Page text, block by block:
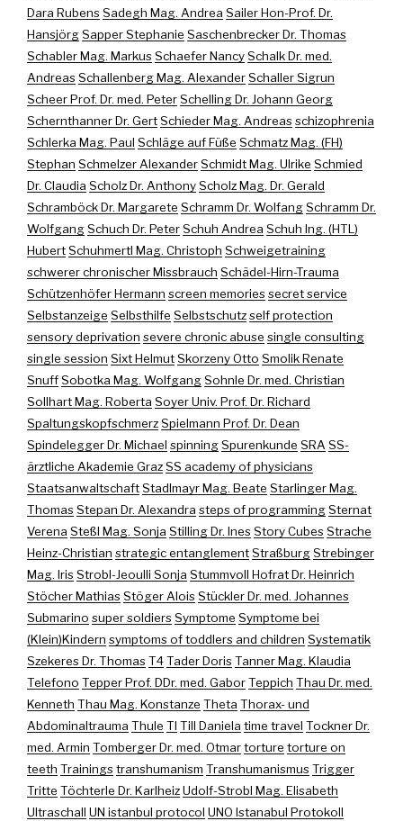
Dara RubensSadegh Mag. Andrea Sailer Hon-Prof. Dr.
HansjörgSapper Stephanie Saschenbrecker Dr. Thomas
Schabler Mag. MarkusSchaefer NancySchalk Dr. med.
AndreasSchallenberg Mag. AlexanderSchaller Sigrun
Scheer Prof. Dr. med. PeterSchelling Dr. Johann Georg
Schernthanner Dr. GertSchieder Mag. Andreasschizophrenia
Schlerka Mag. Paul Schläge auf Füße Schmatz Mag. (FH)
Stephan Schmelzer AlexanderSchmidt Mag. Ulrike Schmied
Dr. Claudia Scholz Dr. AnthonyScholz Mag. Dr. Gerald
Schramböck Dr. Margarete Schramm Dr. WolfangSchramm Dr.
WolfgangSchuch Dr. PeterSchuh Andrea Schuh Ing. (HTL)
HubertSchuhmertl Mag. Christoph Schweigetraining
schwerer chronischer Missbrauch Schädel-Hirn-Trauma
Schützenhöfer Hermann screen memoriessecret service
Selbstanzeige Selbsthilfe Selbstschutzself protection
sensory deprivation severe chronic abuse single consulting
single session Sixt HelmutSkorzeny Otto Smolik Renate
SnuffSobotka Mag. WolfgangSohnle Dr. med. Christian
Sollhart Mag. Roberta Soyer Univ. Prof. Dr. Richard
SpaltungskopfschmerzSpielmann Prof. Dr. Dean
Spindelegger Dr. Michael spinningSpurenkunde SRA SS-
ärztliche Akademie GrazSS academy of physicians
StaatsanwaltschaftStadlmayr Mag. Beate Starlinger Mag.
ThomasStepan Dr. Alexandra steps of programmingSternat
Verena Steßl Mag. Sonja Stilling Dr. InesStory CubesStrache
Heinz-Christian strategic entanglementStraßburgStrebinger
Mag. IrisStrobl-Jeoulli Sonja Stummvoll Hofrat Dr. Heinrich
Stöcher MathiasStöger AloisStückler Dr. med. Johannes
Submarino super soldiersSymptome Symptome bei
(Klein)Kindern symptoms of toddlers and children Systematik
Szekeres Dr. ThomasT4Tader DorisTanner Mag. Klaudia
Telefono Tepper Prof. DDr. med. GaborTeppich Thau Dr. med.
Kenneth Thau Mag. Konstanze Theta Thorax- und
Abdominaltrauma Thule TI Till Daniela time travel Tockner Dr.
med. Armin Tomberger Dr. med. Otmartorture torture on
teeth Trainingstranshumanism TranshumanismusTrigger
Tritte Töchterle Dr. KarlheizUdolf-Strobl Mag. Elisabeth
Ultraschall UN istanbul protocol UNO Istanabul Protokoll